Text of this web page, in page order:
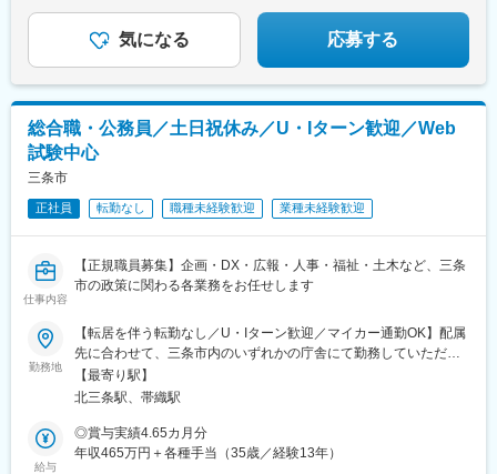
◆残業月10h以下
◆5日以上の連続休暇OK
気になる 応募する
総合職・公務員／土日祝休み／U・Iターン歓迎／Web
試験中心
三条市
正社員 転勤なし 職種未経験歓迎 業種未経験歓迎
仕事内容
【正規職員募集】企画・DX・広報・人事・福祉・土木など、三条
市の政策に関わる各業務をお任せします
勤務地
【転居を伴う転勤なし／U・Iターン歓迎／マイカー通勤OK】配属
先に合わせて、三条市内のいずれかの庁舎にて勤務していただき
ます。【三条庁舎】新潟県三条市旭町2-3-1＜アクセス＞JR「北三
条駅」より車で3分JR「東三条駅」より車で5分JR「三条駅」より
寺駅」より車で10分JR「帯織駅」より車で10分【下田庁舎】新潟
県三条市荻堀830-1＜アクセス＞JR「東三条駅」より車で18分※多
【最寄り駅】
北三条駅、帯織駅
給与
◎賞与実績4.65カ月分
年収465万円＋各種手当（35歳／経験13年）